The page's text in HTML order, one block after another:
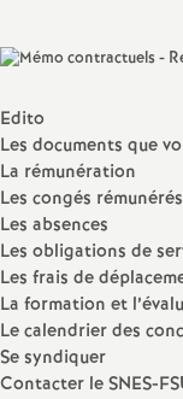
Edito
Les documents que
La rémunération
Les congés rémunérés
Les absences
Les obligations de
Les frais de
La formation et
Le calendrier des
Se syndiquer
Contacter le SNES-